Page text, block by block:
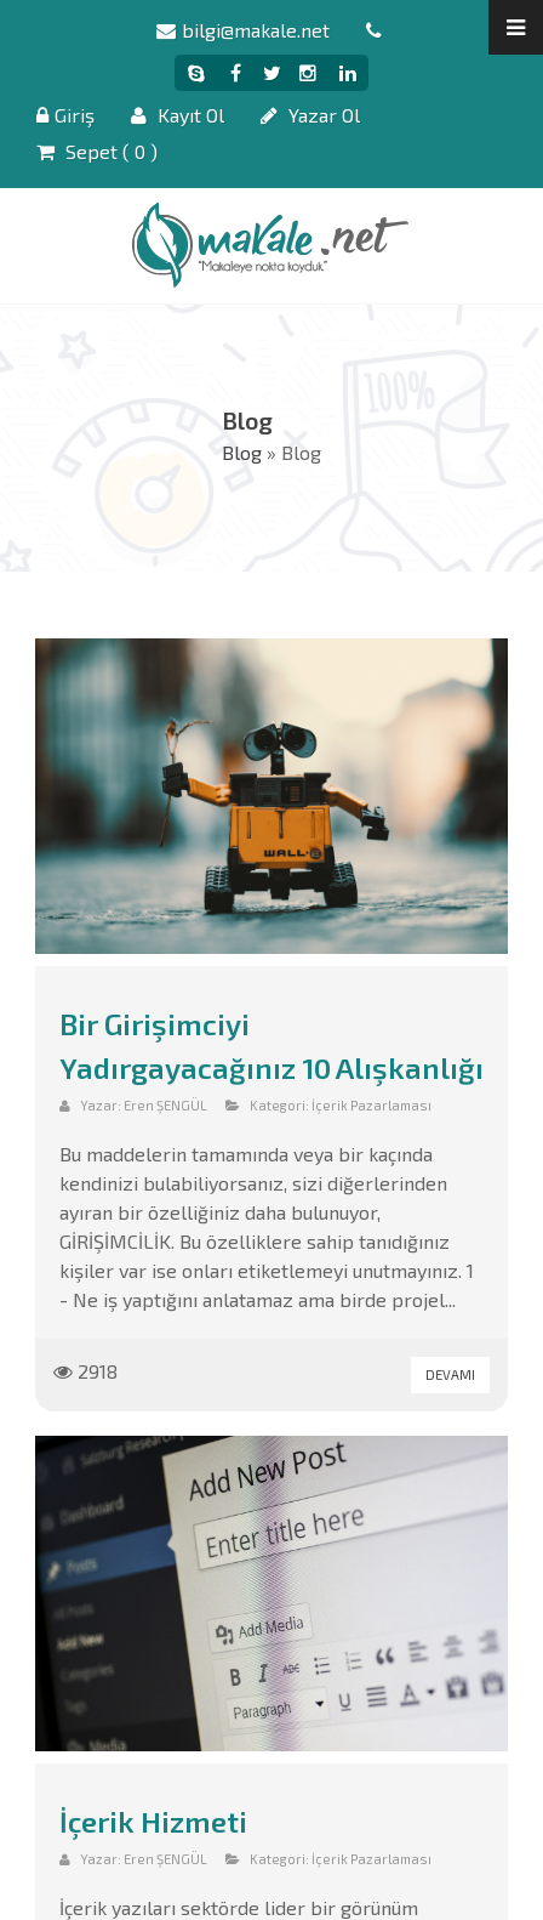
bilgi@makale.net
Giriş Kayıt Ol
Yazar Ol
Sepet ( 0 )
Blog
Blog » Blog
Bir Girişimciyi
Yadırgayacağınız 10 Alışkanlığı
Yazar: Eren ŞENGÜL Kategori: İçerik Pazarlaması
Bu maddelerin tamamında veya bir kaçında
kendinizi bulabiliyorsanız, sizi diğerlerinden
ayıran bir özelliğiniz daha bulunuyor,
GİRİŞİMCİLİK. Bu özelliklere sahip tanıdığınız
kişiler var ise onları etiketlemeyi unutmayınız. 1
- Ne iş yaptığını anlatamaz ama birde projel...
2918 DEVAMI
İçerik Hizmeti
Yazar: Eren ŞENGÜL Kategori: İçerik Pazarlaması
İçerik yazıları sektörde lider bir görünüm